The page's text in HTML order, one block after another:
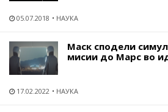
05.07.2018 НАУКА
Маск сподели
мисии до Марс во
17.02.2022 НАУКА